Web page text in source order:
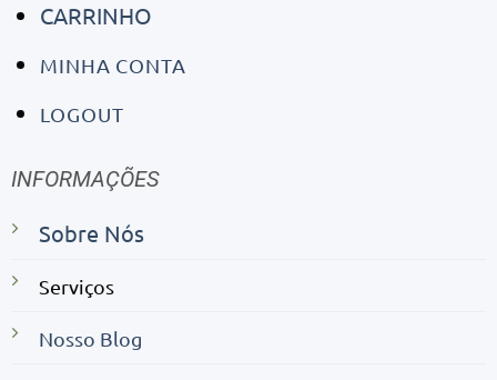
CARRINHO
MINHA CONTA
LOGOUT
INFORMAÇÕES
Sobre Nós
Serviços
Nosso Blog